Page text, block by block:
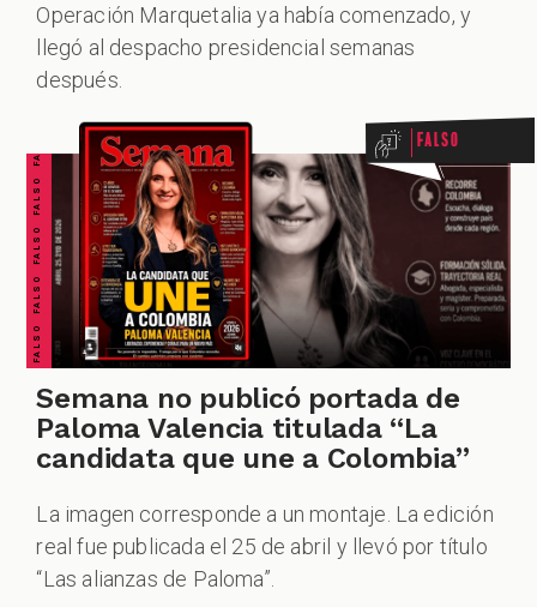
Operación Marquetalia ya había comenzado, y
llegó al despacho presidencial semanas
después.
FALSO FALSO FALSO FALSO FALSO FALSO FALSO Falso
Semana no publicó portada de
Paloma Valencia titulada “La
candidata que une a Colombia”
La imagen corresponde a un montaje. La edición
real fue publicada el 25 de abril y llevó por título
“Las alianzas de Paloma”.